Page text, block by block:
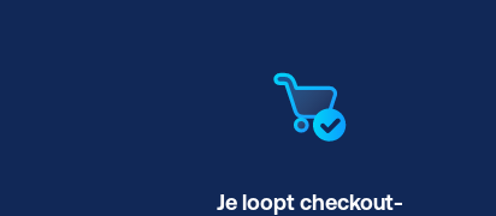
Je loopt checkout-